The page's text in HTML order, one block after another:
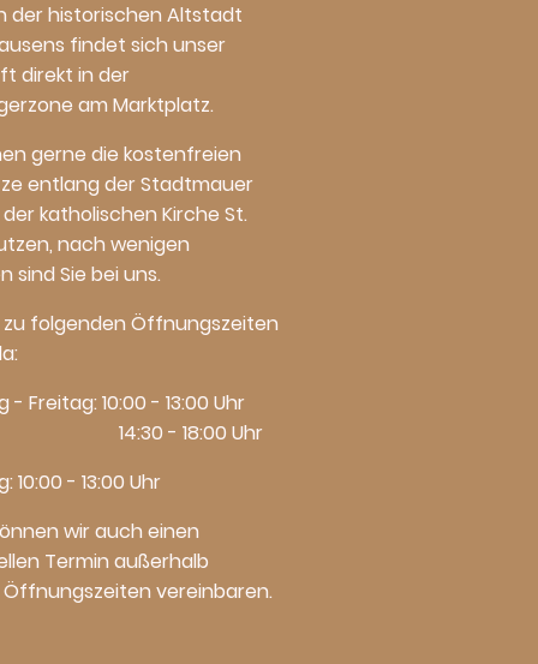
der historischen Altstadt
findet sich unser
direkt in der
am Marktplatz.
gerne die kostenfreien
entlang der Stadtmauer
katholischen Kirche St.
nach wenigen
sind Sie bei uns.
zu folgenden Öffnungszeiten
- Freitag: 10:00 - 13:00 Uhr
- 18:00 Uhr
10:00 - 13:00 Uhr
wir auch einen
Termin außerhalb
vereinbaren.